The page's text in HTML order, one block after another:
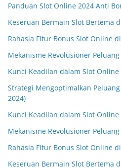
Panduan Slot Online 2024 Anti
Keseruan Bermain Slot Bertema
Rahasia Fitur Bonus Slot Online
Mekanisme Revolusioner
Kunci Keadilan dalam Slot Online
Strategi Mengoptimalkan
2024)
Kunci Keadilan dalam Slot Online
Mekanisme Revolusioner
Rahasia Fitur Bonus Slot Online
Keseruan Bermain Slot Bertema